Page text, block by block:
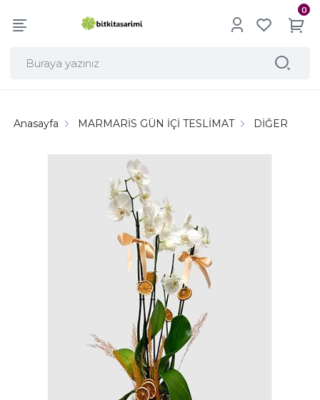
0
Anasayfa MARMARİS GÜN İÇİ TESLİMAT DİĞER